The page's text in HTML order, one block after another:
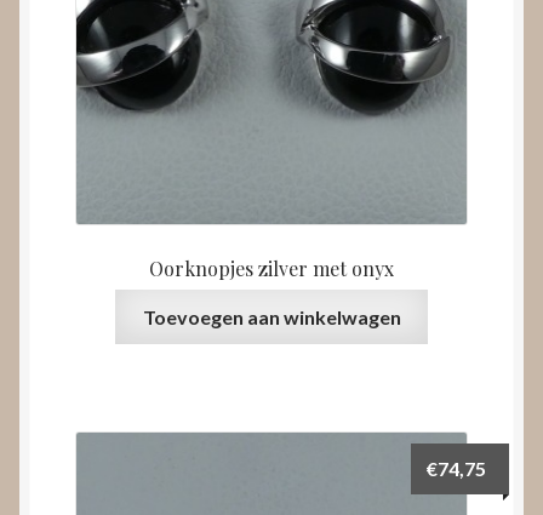
Oorknopjes zilver met onyx
Toevoegen aan winkelwagen
€74,75